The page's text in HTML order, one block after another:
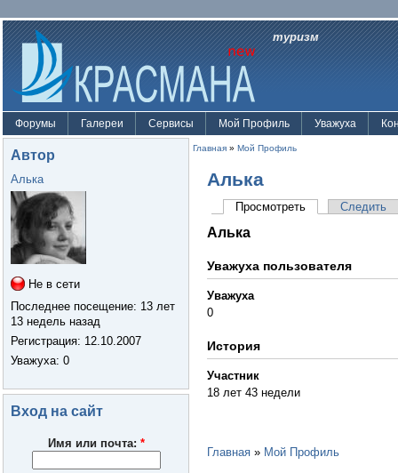
туризм
Форумы Галереи Сервисы Мой Профиль Уважуха
Автор
Алька
Не в сети
Последнее посещение: 13 лет
13 недель назад
Регистрация: 12.10.2007
Уважуха: 0
Вход на сайт
Имя или почта: *
Главная » Мой Профиль
Алька
Просмотреть Следить
Алька
Уважуха пользователя
Уважуха
0
История
Участник
18 лет 43 недели
Главная » Мой Профиль